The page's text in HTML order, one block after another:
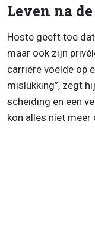
Leven na
Hoste geeft toe
maar ook zijn
carrière voelde op
mislukking”, zegt
scheiding en een
kon alles niet meer